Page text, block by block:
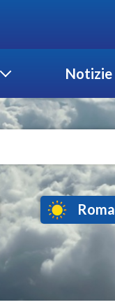
Notizie
Roma